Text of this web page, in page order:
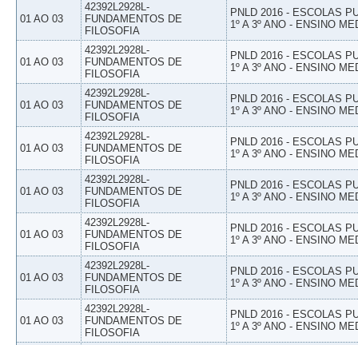
01 AO 03
42392L2928L-
FUNDAMENTOS DE
FILOSOFIA
PNLD 2016 - ESCOLAS
1º A 3º ANO - ENSINO
01 AO 03
42392L2928L-
FUNDAMENTOS DE
FILOSOFIA
PNLD 2016 - ESCOLAS
1º A 3º ANO - ENSINO
01 AO 03
42392L2928L-
FUNDAMENTOS DE
FILOSOFIA
PNLD 2016 - ESCOLAS
1º A 3º ANO - ENSINO
01 AO 03
42392L2928L-
FUNDAMENTOS DE
FILOSOFIA
PNLD 2016 - ESCOLAS
1º A 3º ANO - ENSINO
01 AO 03
42392L2928L-
FUNDAMENTOS DE
FILOSOFIA
PNLD 2016 - ESCOLAS
1º A 3º ANO - ENSINO
01 AO 03
42392L2928L-
FUNDAMENTOS DE
FILOSOFIA
PNLD 2016 - ESCOLAS
1º A 3º ANO - ENSINO
01 AO 03
42392L2928L-
FUNDAMENTOS DE
FILOSOFIA
PNLD 2016 - ESCOLAS
1º A 3º ANO - ENSINO
01 AO 03
42392L2928L-
FUNDAMENTOS DE
FILOSOFIA
PNLD 2016 - ESCOLAS
1º A 3º ANO - ENSINO